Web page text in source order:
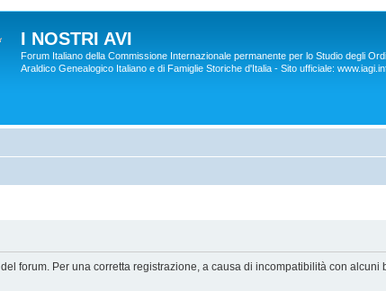
I NOSTRI AVI
Forum Italiano della Commissione Internazionale permanente per lo Studio degli
Araldico Genealogico Italiano e di Famiglie Storiche d'Italia - Sito ufficiale:
del forum. Per una corretta registrazione, a causa di incompatibilità con